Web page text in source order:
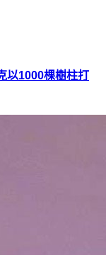
以1000棵樹柱打